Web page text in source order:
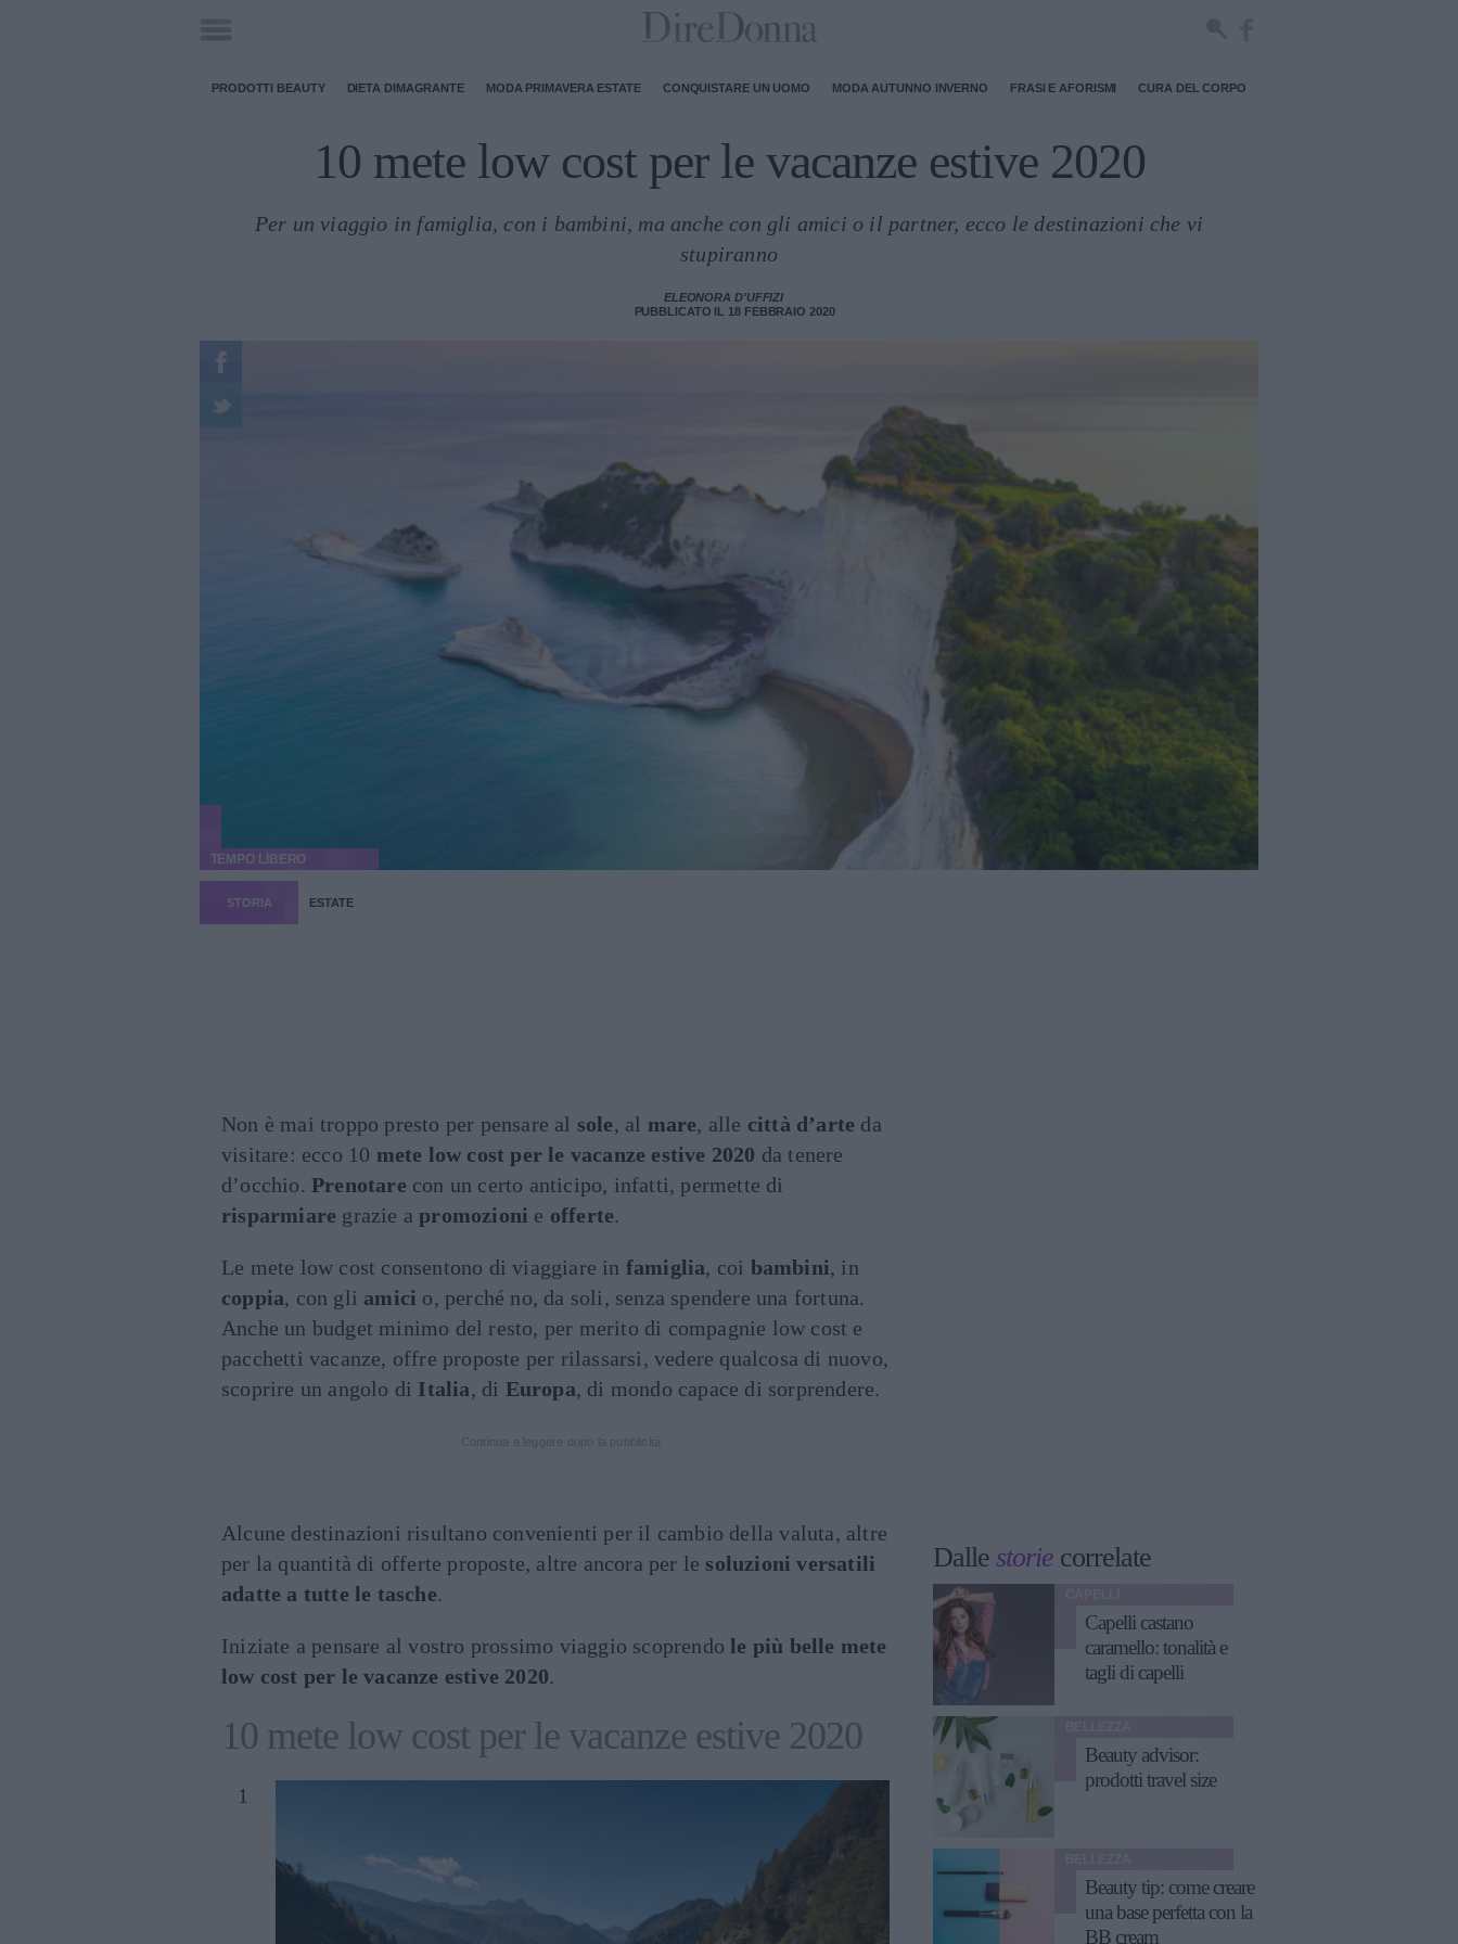
PRODOTTI BEAUTY DIETA DIMAGRANTE MODA PRIMAVERA ESTATE CONQUISTARE UN UOMO MODA AUTUNNO INVERNO FRASI E AFORISMI CURA DEL CORPO
10 mete low cost per le vacanze estive 2020
Per un viaggio in famiglia, con i bambini, ma anche con gli amici o il partner, ecco le destinazioni che vi
stupiranno
ELEONORA D'UFFIZI
PUBBLICATO IL 18 FEBBRAIO 2020
TEMPO LIBERO
STORIA ESTATE
Non è mai troppo presto per pensare al sole, al mare, alle città d’arte da
visitare: ecco 10 mete low cost per le vacanze estive 2020 da tenere
d’occhio. Prenotare con un certo anticipo, infatti, permette di
risparmiare grazie apromozioni e offerte.
Le mete low cost consentono di viaggiare in famiglia, coi bambini, in
coppia, con gli amici o, perché no, da soli, senza spendere una fortuna.
Anche un budget minimo del resto, per merito di compagnie low cost e
pacchetti vacanze, offre proposte per rilassarsi, vedere qualcosa di nuovo,
scoprire un angolo di Italia, di Europa, di mondo capace di sorprendere.
Alcune destinazioni risultano convenienti per il cambio della valuta, altre
per la quantità di offerte proposte, altre ancora per le soluzioni versatili
adatte a tutte le tasche.
Iniziate a pensare al vostro prossimo viaggio scoprendo le più belle mete
low cost per le vacanze estive 2020.
10 mete low cost per le vacanze estive 2020
Dalle storie correlate
Capelli castano
caramello: tonalità e
tagli di capelli
Beauty advisor:
prodotti travel size
Beauty tip: come creare
una base perfetta con la
BB cream